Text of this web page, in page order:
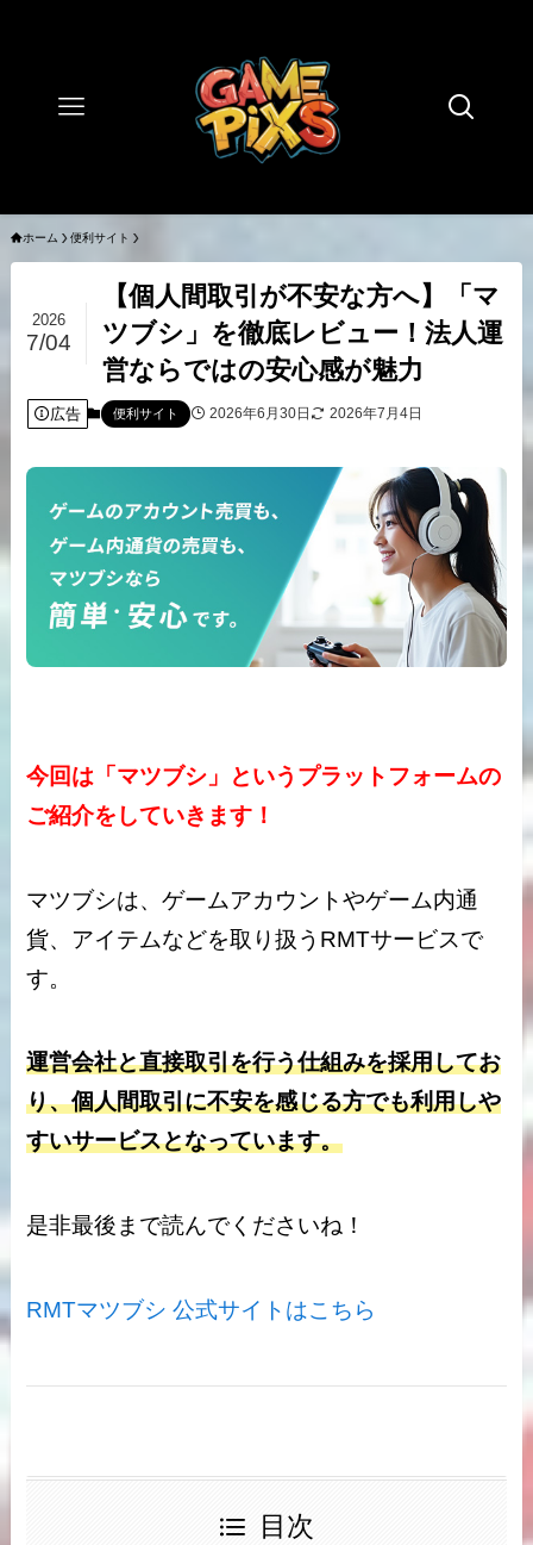
ホーム 便利サイト
【個人間取引が不安な方へ】「マ
ツブシ」を徹底レビュー！法人運
営ならではの安心感が魅力
2026
7/04
広告 便利サイト 2026年6月30日 2026年7月4日
今回は「マツブシ」というプラットフォームの
ご紹介をしていきます！
マツブシは、ゲームアカウントやゲーム内通
貨、アイテムなどを取り扱うRMTサービスで
す。
運営会社と直接取引を行う仕組みを採用してお
り、個人間取引に不安を感じる方でも利用しや
すいサービスとなっています。
是非最後まで読んでくださいね！
RMTマツブシ 公式サイトはこちら
目次